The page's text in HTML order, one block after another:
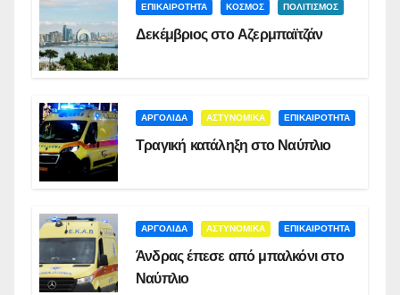
ΕΠΙΚΑΙΡΟΤΗΤΑ ΚΟΣΜΟΣ ΠΟΛΙΤΙΣΜΟΣ
Δεκέμβριος στο Αζερμπαϊτζάν
ΑΡΓΟΛΙΔΑ ΑΣΤΥΝΟΜΙΚΑ ΕΠΙΚΑΙΡΟΤΗΤΑ
Τραγική κατάληξη στο Ναύπλιο
ΑΡΓΟΛΙΔΑ ΑΣΤΥΝΟΜΙΚΑ ΕΠΙΚΑΙΡΟΤΗΤΑ
Άνδρας έπεσε από μπαλκόνι στο
Ναύπλιο